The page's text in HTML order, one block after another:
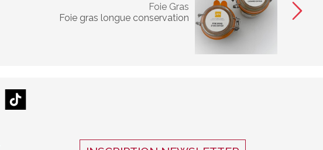
Foie Gras
Foie gras longue conservation